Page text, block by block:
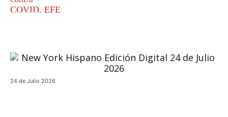
24 de Julio 2026